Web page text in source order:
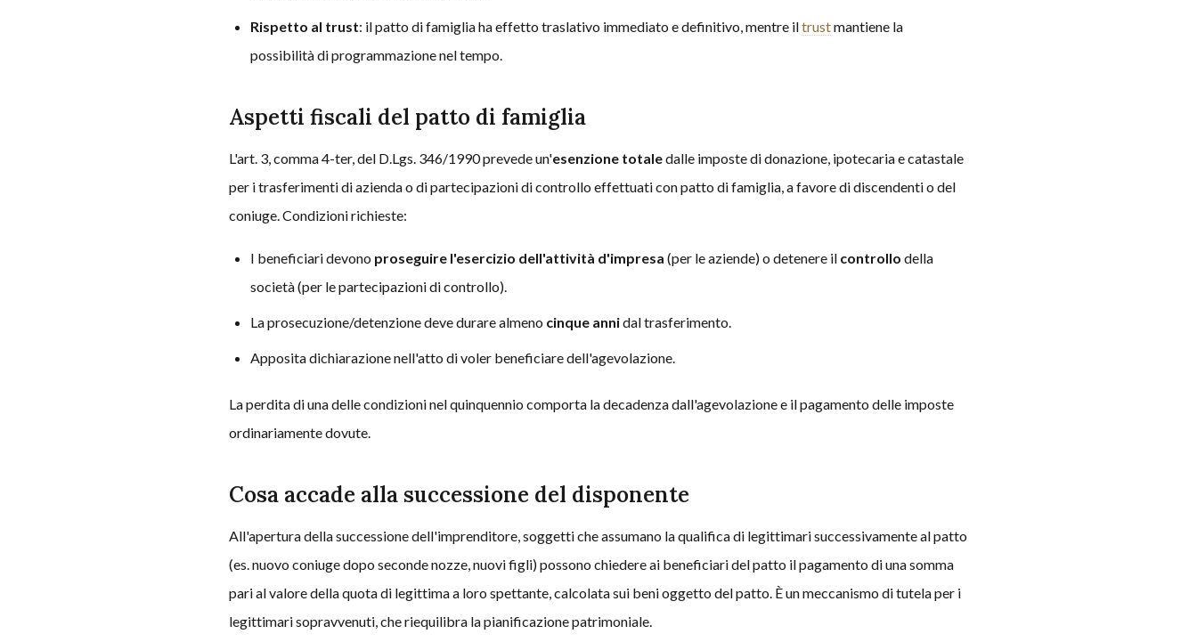
Rispetto al trust: il patto di famiglia ha effetto traslativo immediato e definitivo, mentre iltrustmantiene la
possibilità di programmazione nel tempo.
Aspetti fiscali del patto di famiglia
L'art. 3, comma 4-ter, del D.Lgs. 346/1990 prevede un'esenzione totaledalle imposte di donazione, ipotecaria e catastale
per i trasferimenti di azienda o di partecipazioni di controllo effettuati con patto di famiglia, a favore di discendenti o del
coniuge. Condizioni richieste:
I beneficiari devono proseguire l'esercizio dell'attività d'impresa (per le aziende) o detenere il controllo della
società (per le partecipazioni di controllo).
La prosecuzione/detenzione deve durare almeno cinque annidal trasferimento.
Apposita dichiarazione nell'atto di voler beneficiare dell'agevolazione.
La perdita di una delle condizioni nel quinquennio comporta la decadenza dall'agevolazione e il pagamento delle imposte
ordinariamente dovute.
Cosa accade alla successione del disponente
All'apertura della successione dell'imprenditore, soggetti che assumano la qualifica di legittimari successivamente al patto
(es. nuovo coniuge dopo seconde nozze, nuovi figli) possono chiedere ai beneficiari del patto il pagamento di una somma
pari al valore della quota di legittima a loro spettante, calcolata sui beni oggetto del patto. È un meccanismo di tutela per i
legittimari sopravvenuti, che riequilibra la pianificazione patrimoniale.